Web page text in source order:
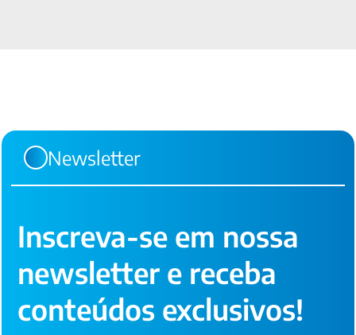
Newsletter
Inscreva-se em nossa
newsletter e receba
conteúdos exclusivos!